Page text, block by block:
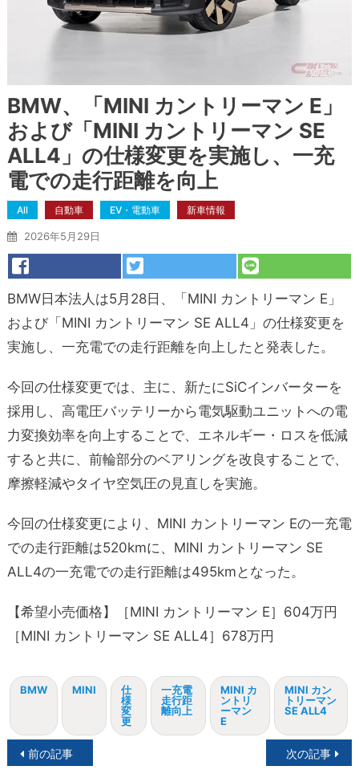
BMW、「MINI カントリーマン E」
および「MINI カントリーマン SE
ALL4」の仕様変更を実施し、一充
電での走行距離を向上
All 自動車 EV・電動車 新車情報
2026年5月29日
BMW日本法人は5月28日、「MINI カントリーマン E」
および「MINI カントリーマン SE ALL4」の仕様変更を
実施し、一充電での走行距離を向上したと発表した。
今回の仕様変更では、主に、新たにSiCインバーターを
採用し、高電圧バッテリーから電気駆動ユニットへの電
力変換効率を向上することで、エネルギー・ロスを低減
すると共に、前輪部分のベアリングを改良することで、
摩擦軽減やタイヤ空気圧の見直しを実施。
今回の仕様変更により、MINI カントリーマン Eの一充電
での走行距離は520kmに、MINI カントリーマン SE
ALL4の一充電での走行距離は495kmとなった。
【希望小売価格】［MINI カントリーマン E］604万円
［MINI カントリーマン SE ALL4］678万円
BMW MINI
仕
様
変
更
一充電
走行距
離向上
MINI カ
ントリ
ーマン
E
MINI カン
トリーマン
SE ALL4
投前の記事 次の記事